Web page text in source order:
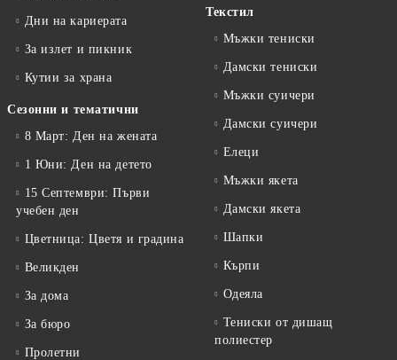
Дни на кариерата
За излет и пикник
Кутии за храна
Сезонни и тематични
8 Март: Ден на жената
1 Юни: Ден на детето
15 Септември: Първи
учебен ден
Цветница: Цветя и градина
Великден
За дома
За бюро
Пролетни
Текстил
Мъжки тениски
Дамски тениски
Мъжки суичери
Дамски суичери
Елеци
Мъжки якета
Дамски якета
Шапки
Кърпи
Одеяла
Тениски от дишащ
полиестер